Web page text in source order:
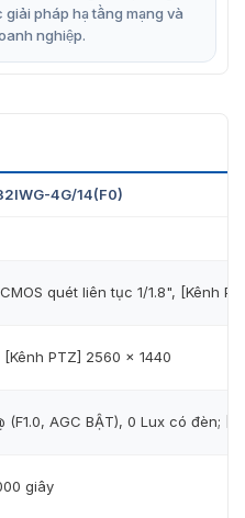
pháp hạ tầng mạng và
nghiệp.
14(F0)
4G/14(F0)
quét liên tục 1/1.8", [Kênh
PTZ] 2560 × 1440
(F1.0, AGC BẬT), 0 Lux có đèn;
giây